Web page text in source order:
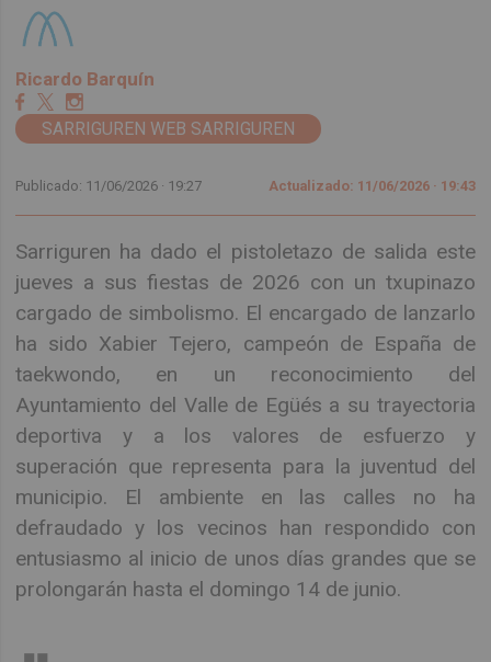
Ricardo Barquín
SARRIGUREN WEB SARRIGUREN
Publicado: 11/06/2026 · 19:27 Actualizado: 11/06/2026 · 19:43
Sarriguren ha dado el pistoletazo de salida este
jueves a sus fiestas de 2026 con un txupinazo
cargado de simbolismo. El encargado de lanzarlo
ha sido Xabier Tejero, campeón de España de
taekwondo, en un reconocimiento del
Ayuntamiento del Valle de Egüés a su trayectoria
deportiva y a los valores de esfuerzo y
superación que representa para la juventud del
municipio. El ambiente en las calles no ha
defraudado y los vecinos han respondido con
entusiasmo al inicio de unos días grandes que se
prolongarán hasta el domingo 14 de junio.